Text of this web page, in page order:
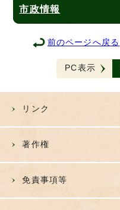
市政情報
前のページへ戻る
PC表示
リンク
著作権
免責事項等